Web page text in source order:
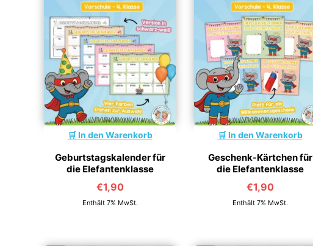
In den Warenkorb
Geburtstagskalender für
die Elefantenklasse
€1,90
Enthält 7% MwSt.
In den Warenkorb
Geschenk-Kärtchen für
die Elefantenklasse
€1,90
Enthält 7% MwSt.